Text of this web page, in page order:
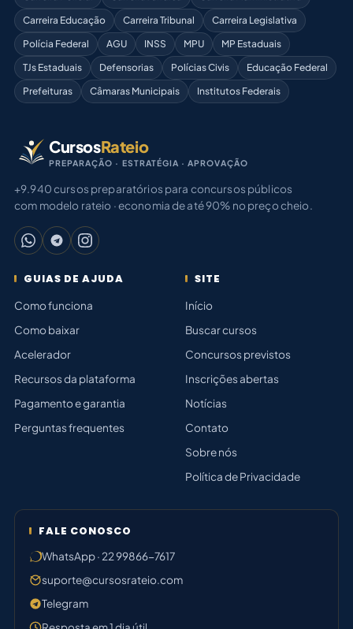
Carreira Educação
Carreira Tribunal
Carreira Legislativa
Polícia Federal
AGU INSS MPU
MP Estaduais
TJs Estaduais
Defensorias Polícias Civis
Educação Federal
Prefeituras
Câmaras Municipais Institutos Federais
CursosRateio
PREPARAÇÃO · ESTRATÉGIA · APROVAÇÃO
+9.940 cursos preparatórios para concursos públicos
com modelo rateio · economia de até 90% no preço cheio.
GUIAS DE AJUDA
Como funciona
Como baixar
Acelerador
Recursos da plataforma
Pagamento e garantia
Perguntas frequentes
SITE
Início
Buscar cursos
Concursos previstos
Inscrições abertas
Notícias
Contato
Sobre nós
Política de Privacidade
FALE CONOSCO
WhatsApp · 22 99866-7617
suporte@cursosrateio.com
Telegram